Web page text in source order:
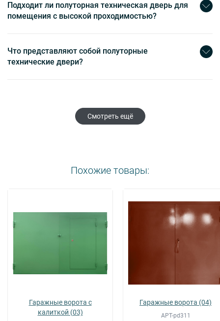
Подходит ли полуторная техническая дверь для
помещения с высокой проходимостью?
Что представляют собой полуторные
технические двери?
Смотреть ещё
Похожие товары:
Гаражные ворота с
калиткой (03)
Гаражные ворота (04)
АРТ-pd311